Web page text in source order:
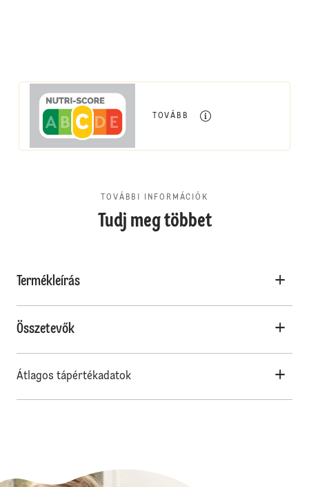
TOVÁBB
TOVÁBBI INFORMÁCIÓK
Tudj meg többet
Termékleírás
Összetevők
Átlagos tápértékadatok